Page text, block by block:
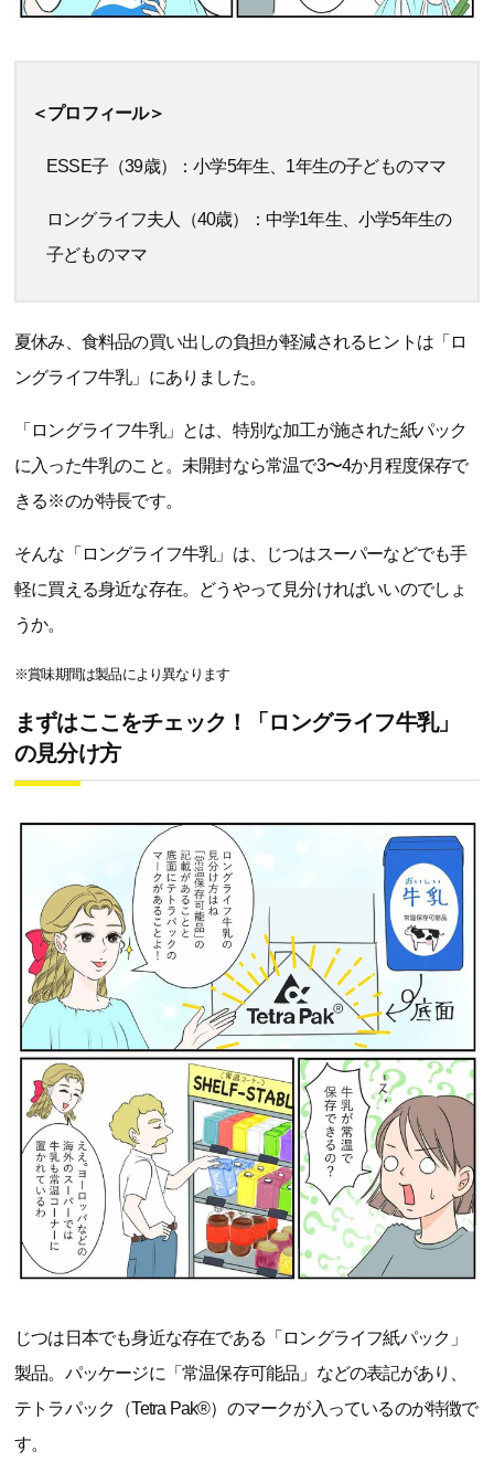
＜プロフィール＞
ESSE子（39歳）：小学5年生、1年生の子どものママ
ロングライフ夫人（40歳）：中学1年生、小学5年生の
子どものママ
夏休み、食料品の買い出しの負担が軽減されるヒントは「ロ
ングライフ牛乳」にありました。
「ロングライフ牛乳」とは、特別な加工が施された紙パック
に入った牛乳のこと。未開封なら常温で3〜4か月程度保存で
きる※のが特長です。
そんな「ロングライフ牛乳」は、じつはスーパーなどでも手
軽に買える身近な存在。どうやって見分ければいいのでしょ
うか。
※賞味期間は製品により異なります
まずはここをチェック！「ロングライフ牛乳」
の見分け方
じつは日本でも身近な存在である「ロングライフ紙パック」
製品。パッケージに「常温保存可能品」などの表記があり、
テトラパック（Tetra Pak®）のマークが入っているのが特徴で
す。